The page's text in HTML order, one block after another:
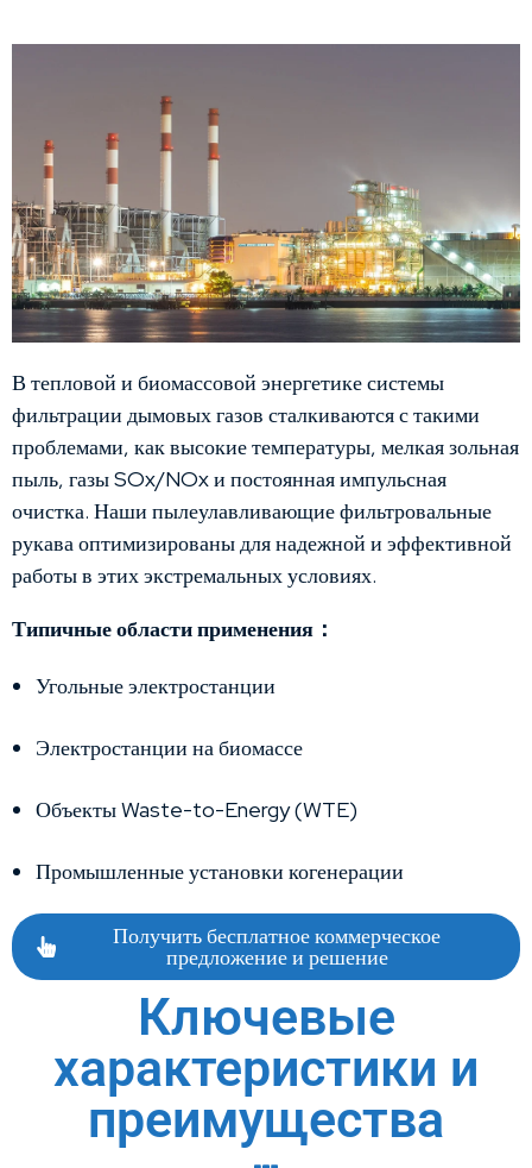
В тепловой и биомассовой энергетике системы
фильтрации дымовых газов сталкиваются с такими
проблемами, как высокие температуры, мелкая зольная
пыль, газы SOx/NOx и постоянная импульсная
очистка. Наши пылеулавливающие фильтровальные
рукава оптимизированы для надежной и эффективной
работы в этих экстремальных условиях.
Типичные области применения：
Угольные электростанции
Электростанции на биомассе
Объекты Waste-to-Energy (WTE)
Промышленные установки когенерации
Получить бесплатное коммерческое
предложение и решение
Ключевые
характеристики и
преимущества